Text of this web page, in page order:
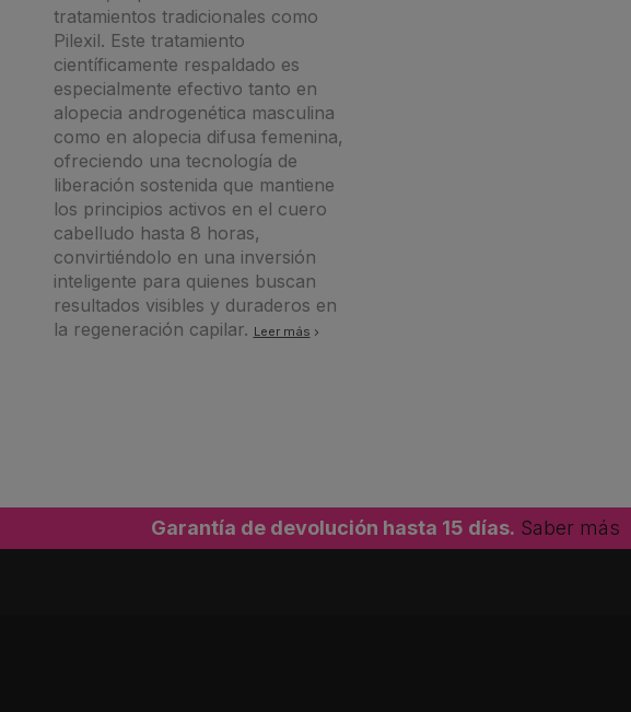
tratamientos tradicionales como
Pilexil. Este tratamiento
científicamente respaldado es
especialmente efectivo tanto en
alopecia androgenética masculina
como en alopecia difusa femenina,
ofreciendo una tecnología de
liberación sostenida que mantiene
los principios activos en el cuero
cabelludo hasta 8 horas,
convirtiéndolo en una inversión
inteligente para quienes buscan
resultados visibles y duraderos en
la regeneración capilar. Leer más
Garantía de devolución hasta 15 días. Saber más